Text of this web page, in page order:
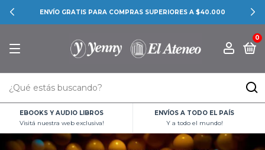
CONOCÉ LAS PROMOCIONES BANCARIAS
0
EBOOKS Y AUDIO LIBROS
Visitá nuestra web exclusiva!
ENVÍOS A TODO EL PAÍS
Y a todo el mundo!